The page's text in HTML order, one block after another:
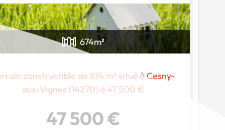
674m²
constructible de 674 m² situé à Cesny-
aux-Vignes (14270) à 47 500 €
47 500 €